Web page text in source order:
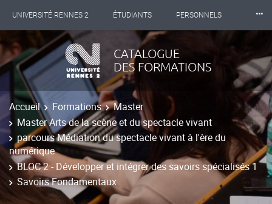
UNIVERSITÉ RENNES 2 ÉTUDIANTS PERSONNELS
INTERNATIONAL PROFESSIONNELS
LES NOUVELLES DE RENNES 2
⸱⸱⸱
CATALOGUE
DES FORMATIONS
Accueil Formations
Master
Master Arts de la scène et du spectacle vivant
parcours Médiation du spectacle vivant à l'ère du
numérique
BLOC 2 - Développer et intégrer des savoirs spécialisés 1
Savoirs Fondamentaux